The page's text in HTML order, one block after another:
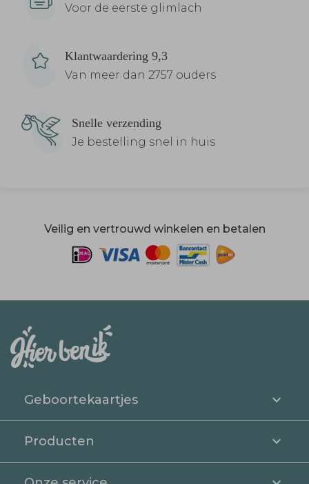
Voor de eerste glimlach
Klantwaardering 9,3
Van meer dan 2757 ouders
Snelle verzending
Je bestelling snel in huis
Veilig en vertrouwd winkelen en betalen
Geboortekaartjes
Producten